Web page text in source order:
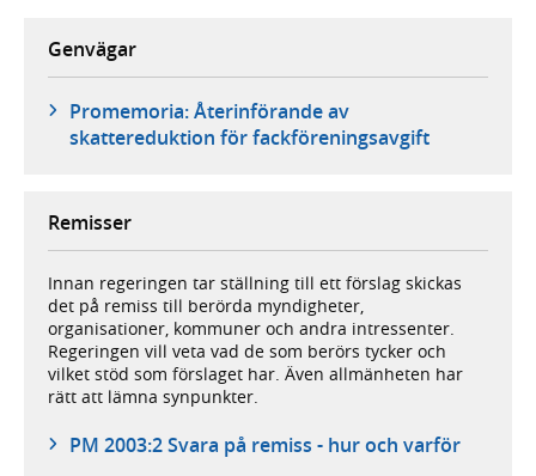
Genvägar
Promemoria: Återinförande av
skattereduktion för fackföreningsavgift
Remisser
Innan regeringen tar ställning till ett förslag skickas
det på remiss till berörda myndigheter,
organisationer, kommuner och andra intressenter.
Regeringen vill veta vad de som berörs tycker och
vilket stöd som förslaget har. Även allmänheten har
rätt att lämna synpunkter.
PM 2003:2 Svara på remiss - hur och varför